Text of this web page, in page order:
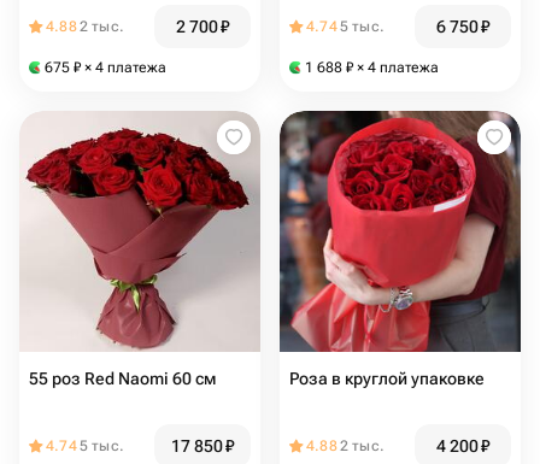
4.882 тыс. 2 700₽
675 ₽ × 4 платежа
4.745 тыс. 6 750₽
1 688 ₽ × 4 платежа
55 роз Red Naomi 60 см
4.745 тыс. 17 850₽
Роза в круглой упаковке
4.882 тыс. 4 200₽